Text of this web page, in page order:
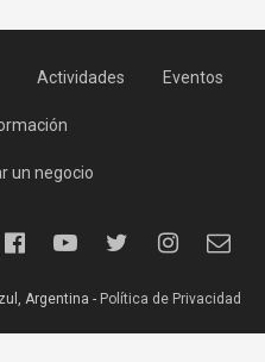
Actividades Eventos
un negocio
Argentina - Política de Privacidad